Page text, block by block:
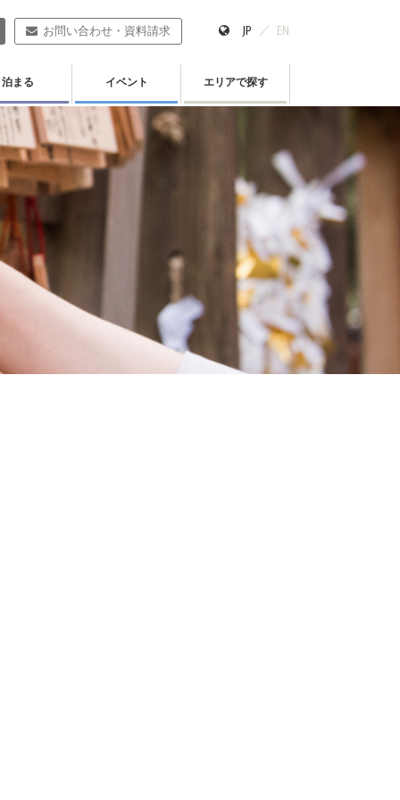
お問い合わせ・資料請求 JP EN
泊まる イベント エリアで探す